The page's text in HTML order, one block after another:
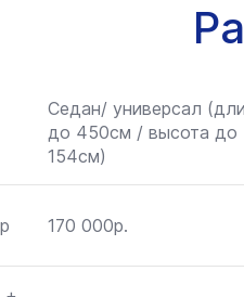
Седан/ универсал
до 450см / высота до
154см)
170 000р.